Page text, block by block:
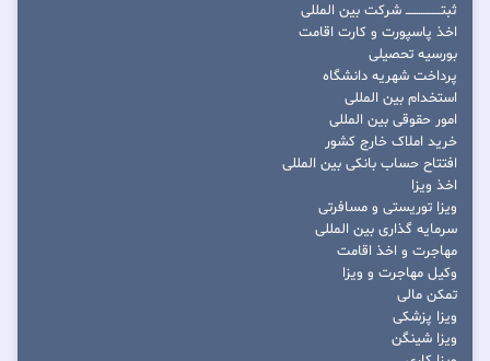
ثبتــــــــــــــــ شرکت بین المللی
اخذ پاسپورت و کارت اقامت
بورسیه تحصیلی
پرداخت شهریه دانشگاه
استخدام بین المللی
امور حقوقی بین المللی
خرید املاک خارج کشور
افتتاح حساب بانکی بین المللی
اخذ ویزا
ویزا توریستی و مسافرتی
سرمایه گذاری بین المللی
مهاجرت و اخذ اقامت
وکیل مهاجرت و ویزا
تمکن مالی
ویزا پزشکی
ویزا شینگن